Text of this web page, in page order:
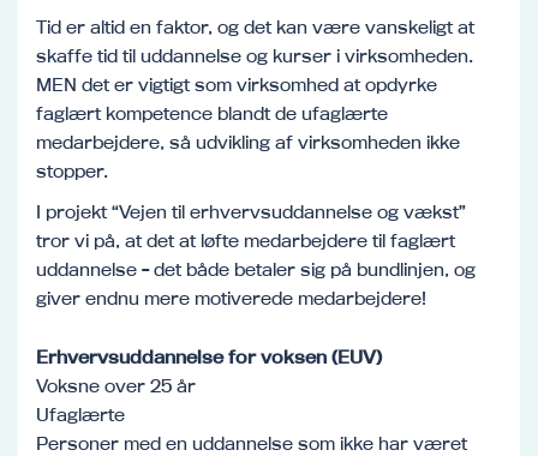
Tid er altid en faktor, og det kan være vanskeligt at
skaffe tid til uddannelse og kurser i virksomheden.
MEN det er vigtigt som virksomhed at opdyrke
faglært kompetence blandt de ufaglærte
medarbejdere, så udvikling af virksomheden ikke
stopper.
I projekt “Vejen til erhvervsuddannelse og vækst”
tror vi på, at det at løfte medarbejdere til faglært
uddannelse - det både betaler sig på bundlinjen, og
giver endnu mere motiverede medarbejdere!
Erhvervsuddannelse for voksen (EUV)
Voksne over 25 år
Ufaglærte
Personer med en uddannelse som ikke har været